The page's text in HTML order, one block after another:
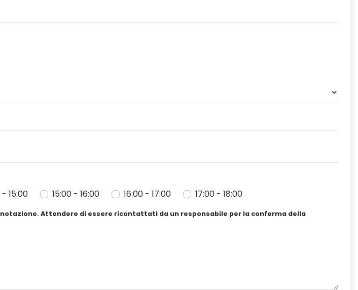
- 15:00 15:00 - 16:00 16:00 - 17:00 17:00 - 18:00
Attendere di essere ricontattati da un responsabile per la conferma della